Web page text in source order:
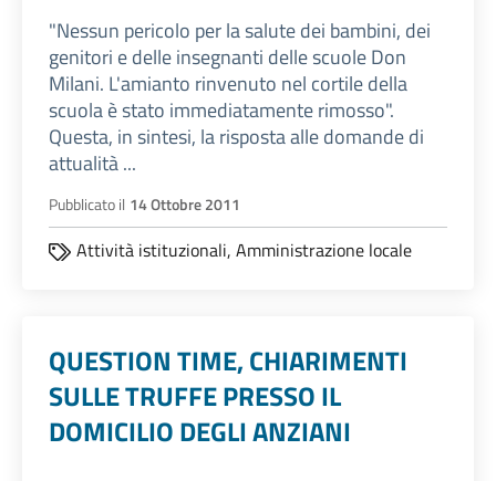
"Nessun pericolo per la salute dei bambini, dei
genitori e delle insegnanti delle scuole Don
Milani. L'amianto rinvenuto nel cortile della
scuola è stato immediatamente rimosso".
Questa, in sintesi, la risposta alle domande di
attualità ...
Pubblicato il 14 Ottobre 2011
Attività istituzionali, Amministrazione locale
QUESTION TIME, CHIARIMENTI
SULLE TRUFFE PRESSO IL
DOMICILIO DEGLI ANZIANI